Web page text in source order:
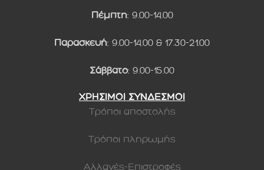
Πέμπτη: 9.00-14.00
Παρασκευή: 9.00-14.00 & 17.30-21.00
Σάββατο: 9.00-15.00
ΧΡΗΣΙΜΟΙ ΣΥΝΔΕΣΜΟΙ
Τρόποι αποστολής
Τρόποι πληρωμής
Αλλαγές-Επιστροφές